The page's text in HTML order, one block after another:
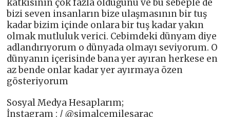
katkısının çok fazla olduğunu ve bu sebeple de
bizi seven insanların bize ulaşmasının bir tuş
kadar bizim içinde onlara bir tuş kadar yakın
olmak mutluluk verici. Cebimdeki dünyam diye
adlandırıyorum o dünyada olmayı seviyorum. O
dünyanın içerisinde bana yer ayıran herkese en
az bende onlar kadar yer ayırmaya özen
gösteriyorum
Sosyal Medya Hesaplarım;
İnstagram : / @simalcemilesarac